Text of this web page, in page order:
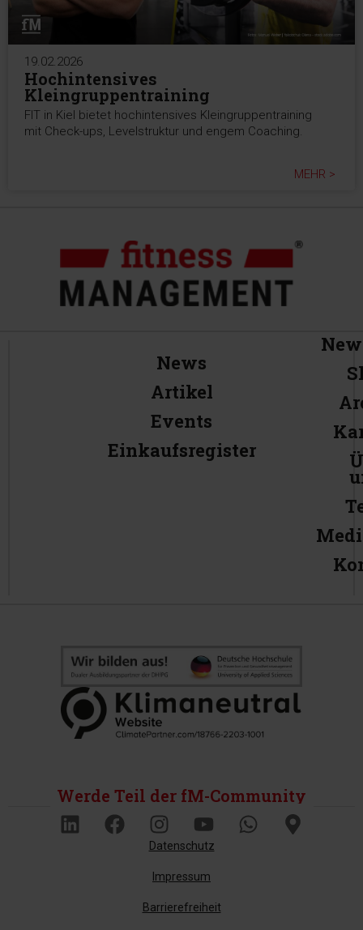
19.02.2026
Hochintensives
Kleingruppentraining
FIT in Kiel bietet hochintensives Kleingruppentraining
mit Check-ups, Levelstruktur und engem Coaching.
MEHR >
News
Artikel
Events
Einkaufsregister
Werde Teil der fM-Community
Datenschutz
Impressum
Barrierefreiheit